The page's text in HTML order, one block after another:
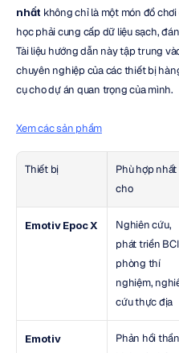
nhất không chỉ là một món đồ
học phải cung cấp dữ liệu sạch,
Tài liệu hướng dẫn này tập trung
chuyên nghiệp của các thiết bị
cụ cho dự án quan trọng của mình.
Xem các sản phẩm
Thiết bị
Phù hợp nhất
cho
Emotiv Epoc X
Nghiên cứu,
phát triển
phòng thí
nghiệm,
cứu thực địa
Emotiv
Phản hồi thần